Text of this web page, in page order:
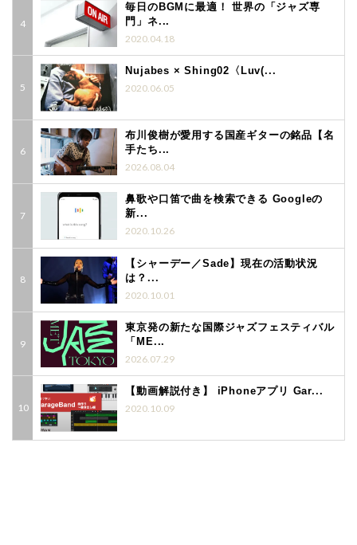
毎日のBGMに最適！ 世界の「ジャズ専
門」ネ...
2020.04.18
Nujabes × Shing02〈Luv(...
2020.06.05
布川俊樹が愛用する国産ギターの銘品【名
手たち...
2026.08.04
鼻歌や口笛で曲を検索できる Googleの
新...
2020.10.26
【シャーデー／Sade】現在の活動状況
は？...
2020.10.01
東京発の新たな国際ジャズフェスティバル
「ME...
2026.07.29
【動画解説付き】 iPhoneアプリ Gar...
2020.10.09